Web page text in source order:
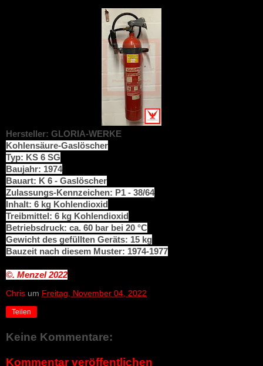
Hersteller: GLORIA-WERKE
Kohlensäure-Gaslöscher
Typ: KS 6 SG
Baujahr: 1974
Bauart: K 6 - Gaslöscher
Zulassungs-Kennzeichen: P1 - 38/64
Inhalt: 6 kg Kohlendioxid
Treibmittel: 6 kg Kohlendioxid
Betriebsdruck: ca. 60 bar bei 20 °C
Gewicht des gefüllten Geräts: 15 kg
Bauzeit nach diesem Muster: 1974-1977
©. Menzel2022
Chris um Freitag, November 04, 2022
Teilen
Keine Kommentare:
Kommentar veröffentlichen